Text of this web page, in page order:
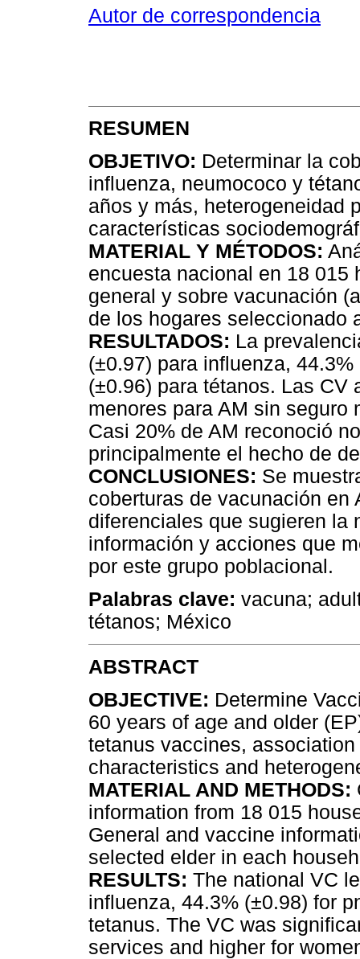
Autor de correspondencia
RESUMEN
OBJETIVO: Determinar la
influenza, neumococo y
años y más, heterogeneidad
características
MATERIAL Y MÉTODOS:
encuesta nacional en 18 015
general y sobre vacunación
de los hogares seleccionado
RESULTADOS: La
(±0.97) para influenza,
(±0.96) para tétanos. Las
menores para AM sin seguro
Casi 20% de AM reconoció
principalmente el hecho de
CONCLUSIONES: Se
coberturas de vacunación
diferenciales que sugieren la
información y acciones que
por este grupo poblacional.
Palabras clave: vacuna;
tétanos; México
ABSTRACT
OBJECTIVE: Determine
60 years of age and older
tetanus vaccines,
characteristics and
MATERIAL AND METHODS:
information from 18 015
General and vaccine
selected elder in each
RESULTS: The national VC
influenza, 44.3% (±0.98) for
tetanus. The VC was
services and higher for